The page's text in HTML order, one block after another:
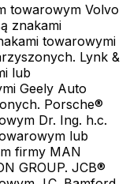
towarowym Volvo
znakami
towarowymi
Lynk &
lub
Geely Auto
Porsche®
Dr. Ing. h.c.
lub
firmy MAN
GROUP. JCB®